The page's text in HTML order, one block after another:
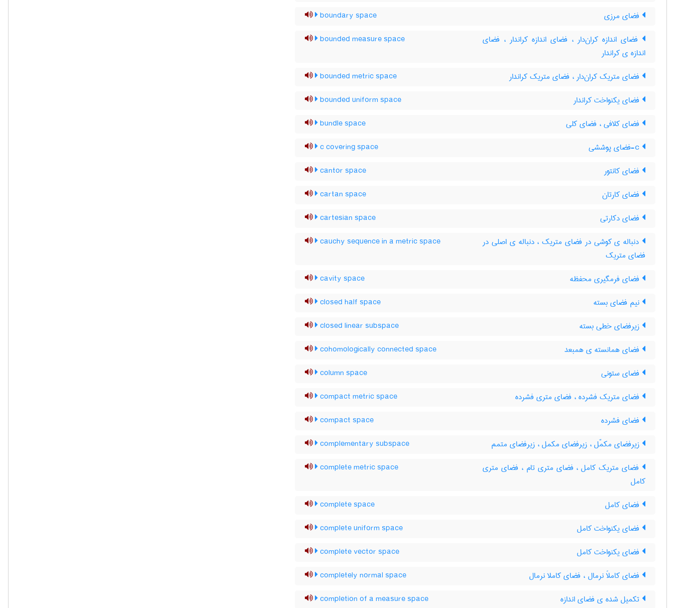
فضای مرزی boundary space
فضای اندازه کران‌دار ، فضای اندازه کراندار ، فضای
اندازه ی کراندار
bounded measure space
فضای متریک کران‌دار ، فضای متریک کراندار bounded metric space
فضای یکنواخت کراندار bounded uniform space
فضای کلافی ، فضای کلی bundle space
c covering space
فضای کانتور cantor space
فضای کارتان cartan space
فضای دکارتی cartesian space
دنباله ی کوشی در فضای متریک ، دنباله ی اصلی در
فضای متریک
cauchy sequence in a metric space
فضای فرمگیری محفظه cavity space
نیم فضای بسته closed half space
زیرفضای خطی بسته closed linear subspace
فضای همانسته ی همبعد cohomologically connected space
فضای ستونی column space
فضای متریک فشرده ، فضای متری فشرده compact metric space
فضای فشرده compact space
زیرفضای مکمّل ، زیرفضای مکمل ، زیرفضای متمم complementary subspace
فضای متریک کامل ، فضای متری تام ، فضای متری
کامل
complete metric space
فضای کامل complete space
فضای یکنواخت کامل complete uniform space
فضای یکنواخت کامل complete vector space
فضای کاملاً نرمال ، فضای کاملا نرمال completely normal space
تکمیل شده ی فضای اندازه completion of a measure space